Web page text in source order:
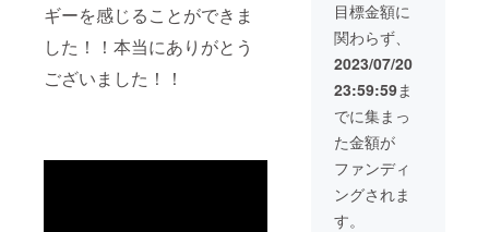
ギーを感じることができま
した！！本当にありがとう
ございました！！
希望の
場合は
その旨
をご記
入くだ
さ
い。）
す。ア
カウン
ト登
録、別
は発生
いたし
ませ
ん。
１ヶ月
の期間
限定配
いたし
ます。
＊確認
が取れ
ない場
合は
メール
にてお
知らせ
いたし
ます。
（配信
待！！
・コン
サート
内容：
演奏時
間 35分
・コン
サート
の曲
目：
stand
目標金額に
関わらず、
2023/07/20
23:59:59ま
でに集まっ
た金額が
ファンディ
ングされま
す。